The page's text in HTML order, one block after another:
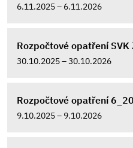
6.11.2025 – 6.11.2026
Rozpočtové opatření
30.10.2025 – 30.10.2026
Rozpočtové opatření
9.10.2025 – 9.10.2026